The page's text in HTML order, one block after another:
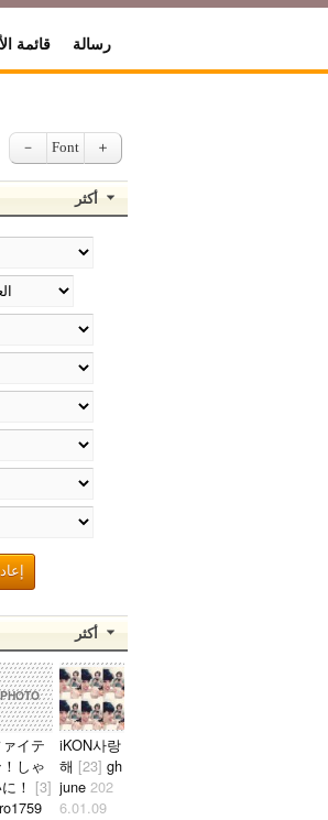
رسالة قائمة
－ Font ＋
أكثر
2pmのぺんです。ジュノ、テギョンぺんが特
أكثر
PHOTO
イテ
しゃ
！ [3]
iKON사랑
해 [23] gh
june202
6.01.09